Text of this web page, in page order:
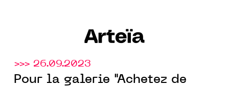
Arteïa
>>> 26.09.2023
Pour la galerie "Achetez de